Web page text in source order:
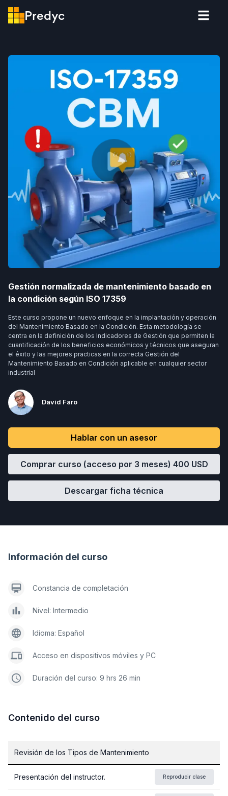
Predyc
Gestión normalizada de mantenimiento basado en
la condición según ISO 17359
Este curso propone un nuevo enfoque en la implantación y operación
del Mantenimiento Basado en la Condición. Esta metodología se
centra en la definición de los Indicadores de Gestión que permiten la
cuantificación de los beneficios económicos y técnicos que aseguran
el éxito y las mejores practicas en la correcta Gestión del
Mantenimiento Basado en Condición aplicable en cualquier sector
industrial
David Faro
Hablar con un asesor
Comprar curso (acceso por 3 meses) 400 USD
Descargar ficha técnica
Información del curso
Constancia de completación
Nivel: Intermedio
Idioma: Español
Acceso en dispositivos móviles y PC
Duración del curso: 9 hrs 26 min
Contenido del curso
Revisión de los Tipos de Mantenimiento
Presentación del instructor. Reproducir clase